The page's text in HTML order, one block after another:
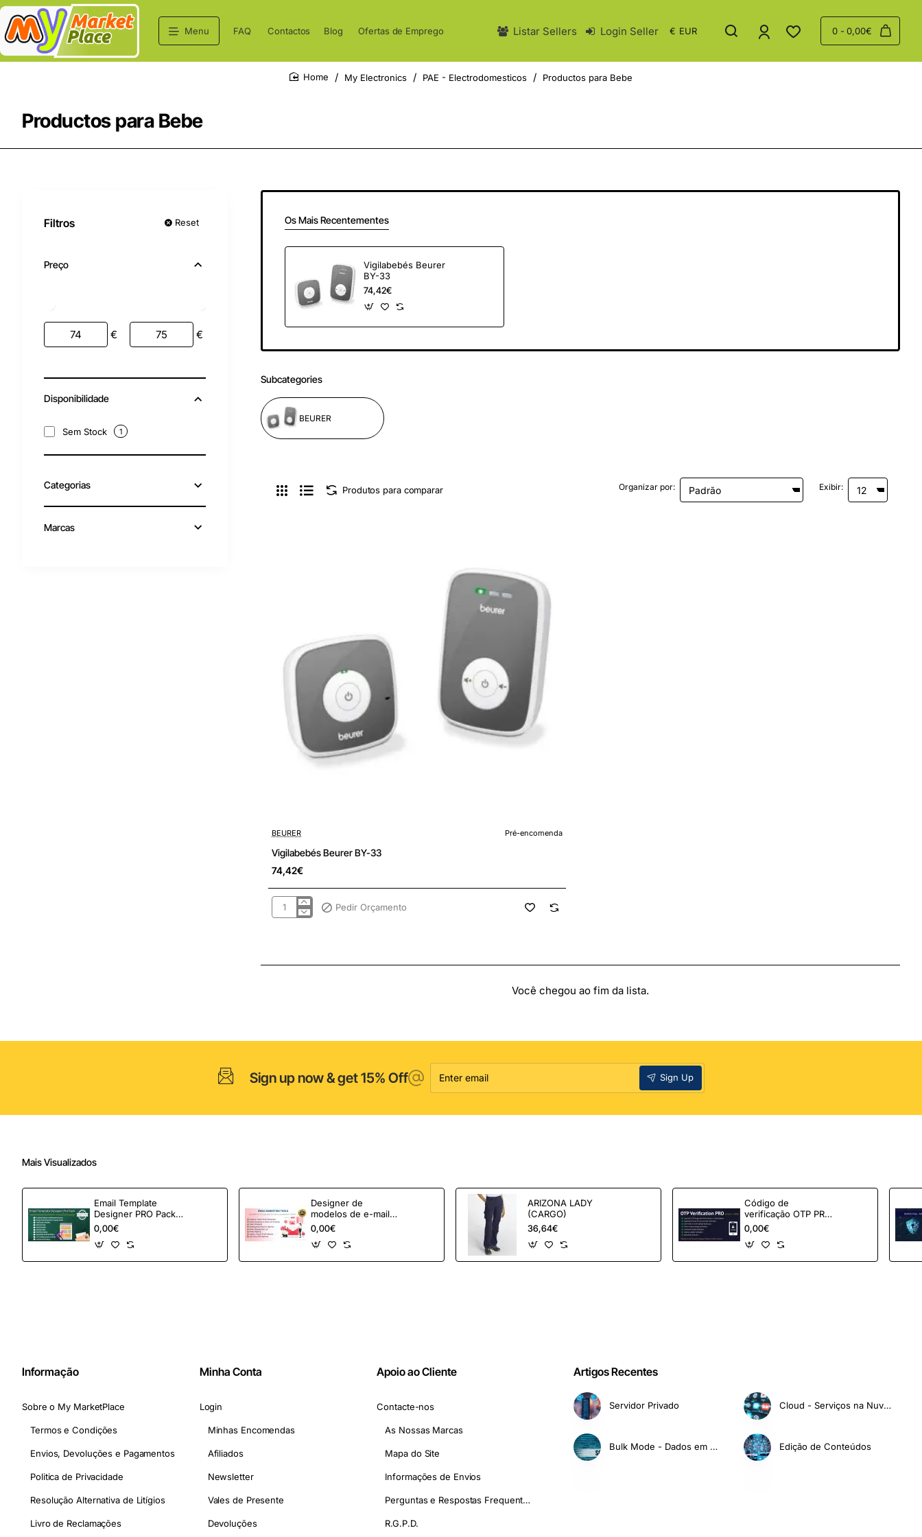
Menu FAQ Contactos Blog Ofertas de Emprego Listar Sellers Login Seller € EUR 0 - 0,00€
Productos para Bebe
My Electronics PAE - Electrodomesticos Productos para Bebe
Filtros Reset
Preço
€ €
Disponibilidade
Sem Stock 1
Categorias
Marcas
Os Mais Recentementes
Vigilabebés Beurer
BY-33
74,42€
Subcategories
BEURER
Produtos para comparar Organizar por: Exibir:
Pré-encomenda
BEURER Pré-encomenda
Vigilabebés Beurer BY-33
74,42€
Vigilabebés
Pedir Orçamento
Você chegou ao fim da lista.
Sign up now & get 15% Off
Enter
email
Sign Up
Mais Visualizados
Email Template
Designer PRO Pack –
Automação de e-
mail definitiva para
OpenCart
0,00€
Designer de
modelos de e-mail
OpenCart e
ferramentas de
marketing
0,00€
ARIZONA LADY
(CARGO)
36,64€
Código de
verificação OTP PRO
para OpenCart
0,00€
Informação
Sobre o My MarketPlace
Termos e Condições
Envios, Devoluções e Pagamentos
Politica de Privacidade
Resolução Alternativa de Litígios
Livro de Reclamações
Minha Conta
Login
Minhas Encomendas
Afiliados
Newsletter
Vales de Presente
Devoluções
Apoio ao Cliente
Contacte-nos
As Nossas Marcas
Mapa do Site
Informações de Envios
Perguntas e Respostas Frequentes - FAQ
R.G.P.D.
Artigos Recentes
Servidor Privado Cloud - Serviços na Nuvem
Bulk Mode - Dados em Massa Edição de Conteúdos